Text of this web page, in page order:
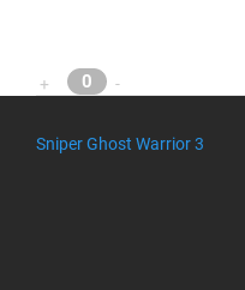
+
0 -
Sniper Ghost Warrior 3